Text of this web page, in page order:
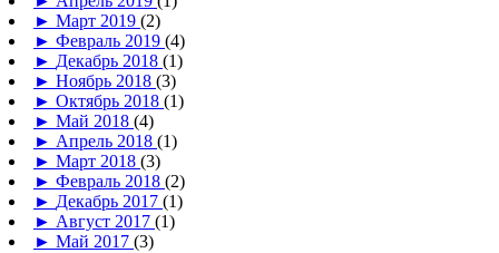
► Март 2019 (2)
► Февраль 2019 (4)
► Декабрь 2018 (1)
► Ноябрь 2018 (3)
► Октябрь 2018 (1)
► Май 2018 (4)
► Апрель 2018 (1)
► Март 2018 (3)
► Февраль 2018 (2)
► Декабрь 2017 (1)
► Август 2017 (1)
► Май 2017 (3)